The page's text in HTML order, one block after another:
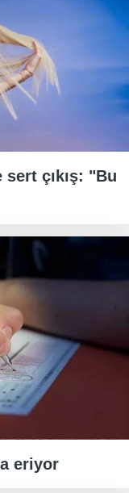
çıkış: "Bu
eriyor